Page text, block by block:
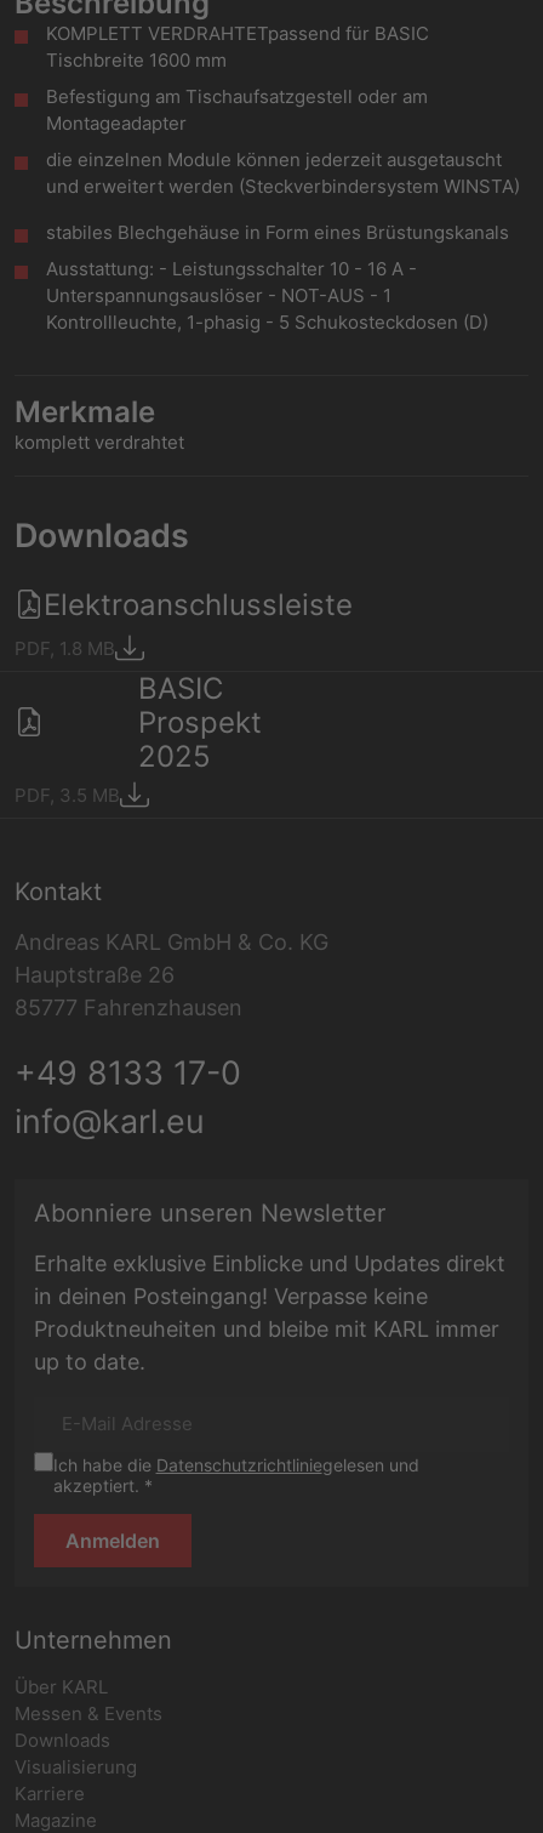
KOMPLETT VERDRAHTETpassend für BASIC
Tischbreite 1600 mm
Befestigung am Tischaufsatzgestell oder am
Montageadapter
die einzelnen Module können jederzeit ausgetauscht
und erweitert werden (Steckverbindersystem WINSTA)
stabiles Blechgehäuse in Form eines Brüstungskanals
Ausstattung: - Leistungsschalter 10 - 16 A -
Unterspannungsauslöser - NOT-AUS - 1
Kontrollleuchte, 1-phasig - 5 Schukosteckdosen (D)
Merkmale
komplett verdrahtet
Downloads
Elektroanschlussleiste
PDF, 1.8 MB
BASIC
Prospekt
2025
PDF, 3.5 MB
Kontakt
Andreas KARL GmbH & Co. KG
Hauptstraße 26
85777 Fahrenzhausen
+49 8133 17-0
info@karl.eu
Abonniere unseren Newsletter
Erhalte exklusive Einblicke und Updates direkt
in deinen Posteingang! Verpasse keine
Produktneuheiten und bleibe mit KARL immer
up to date.
E-Mail Adresse
Ich habe die Datenschutzrichtliniegelesen und
akzeptiert. *
Anmelden
Unternehmen
Über KARL
Messen & Events
Downloads
Visualisierung
Karriere
Magazine